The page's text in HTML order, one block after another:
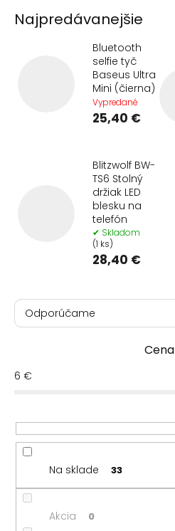
Najpredávanejšie
Bluetooth
selfie tyč
Baseus Ultra
Mini (čierna)
Vypredané
25,40 €
Blitzwolf BW-
TS6 Stolný
držiak LED
blesku na
telefón
✔ Skladom
(1 ks)
28,40 €
R
d
i
r
o
d
k
Odporúčame
Abecedne
Cena
6 €
Na sklade 33
Akcia 0